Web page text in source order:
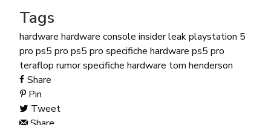
Tags
hardware hardware console insiderleakplaystation 5
pro ps5 pro ps5 pro specifiche hardware ps5 pro
teraflop rumorspecifiche hardware tom henderson
Share
Pin
Tweet